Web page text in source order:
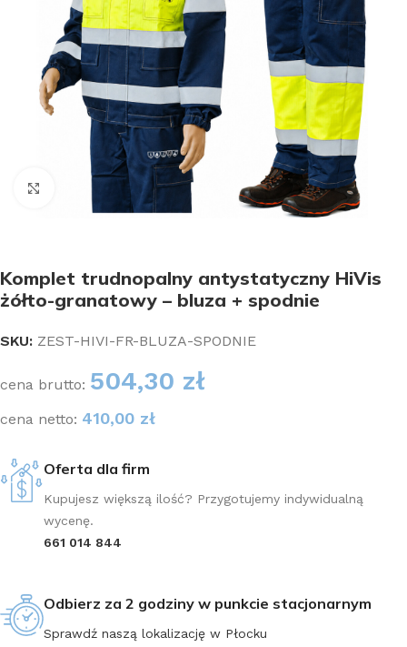
Kliknij aby powiększyć
Komplet trudnopalny antystatyczny HiVis
żółto-granatowy – bluza + spodnie
SKU: ZEST-HIVI-FR-BLUZA-SPODNIE
cena brutto: 504,30 zł
cena netto: 410,00 zł
Oferta dla firm
Kupujesz większą ilość? Przygotujemy indywidualną
wycenę.
661 014 844
Odbierz za 2 godziny w punkcie stacjonarnym
Sprawdź naszą lokalizację w Płocku